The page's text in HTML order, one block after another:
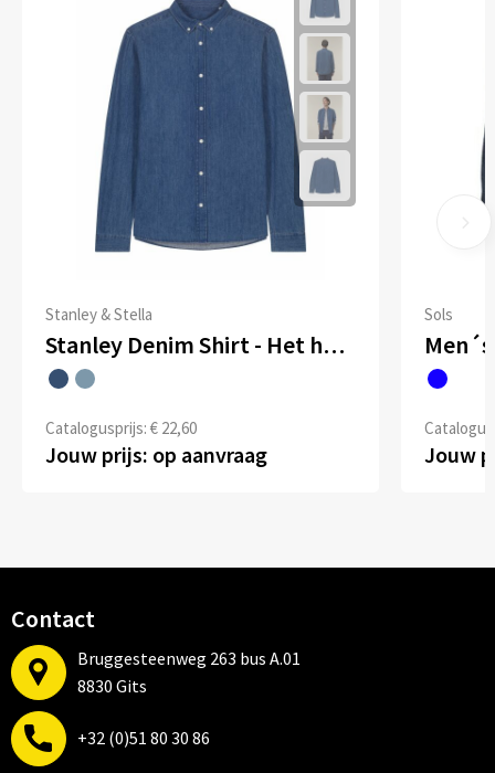
Stanley & Stella
Stanley Denim Shirt - Het heren overhemd van denim
Catalogusprijs: € 22,60
Jouw prijs: op aanvraag
Sols
Jouw
Contact
Bruggesteenweg 263 bus A.01
8830 Gits
+32 (0)51 80 30 86